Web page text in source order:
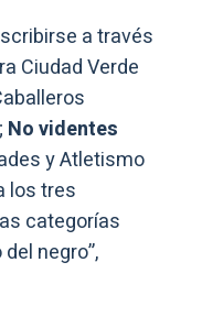
a través
Ciudad Verde
No videntes
y Atletismo
los tres
categorías
negro”,